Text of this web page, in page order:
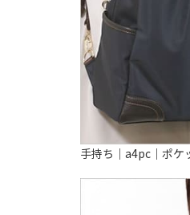
手持ち｜a4pc｜ポケ